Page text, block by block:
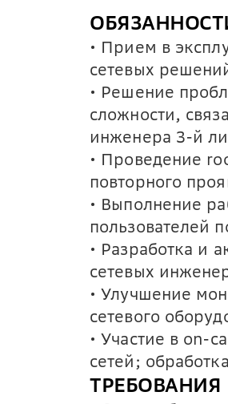
• Прием в
сетевых
• Решение
сложности,
инженера 3-й
• Проведение
повторного
• Выполнение
пользователей
• Разработка и
сетевых
• Улучшение
сетевого
• Участие в on-
сетей;
ТРЕБОВАНИЯ